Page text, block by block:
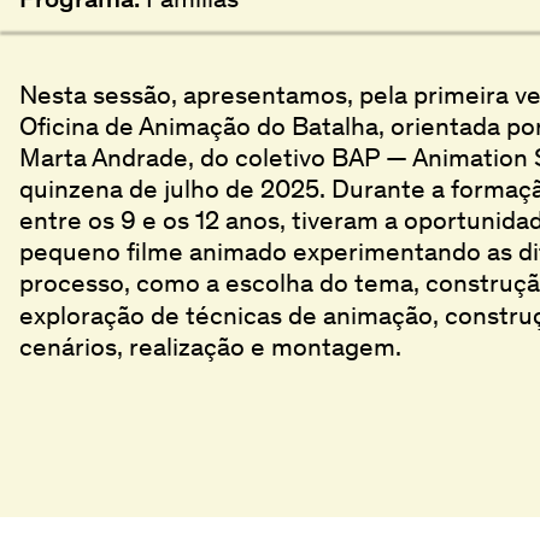
Nesta sessão, apresentamos, pela primeira
Oficina de Animação do Batalha, orientada
Marta Andrade, do coletivo BAP — Animation
quinzena de julho de 2025. Durante a
entre os 9 e os 12 anos, tiveram a
pequeno filme animado experimentando as
processo, como a escolha do tema,
exploração de técnicas de animação,
cenários, realização e montagem.